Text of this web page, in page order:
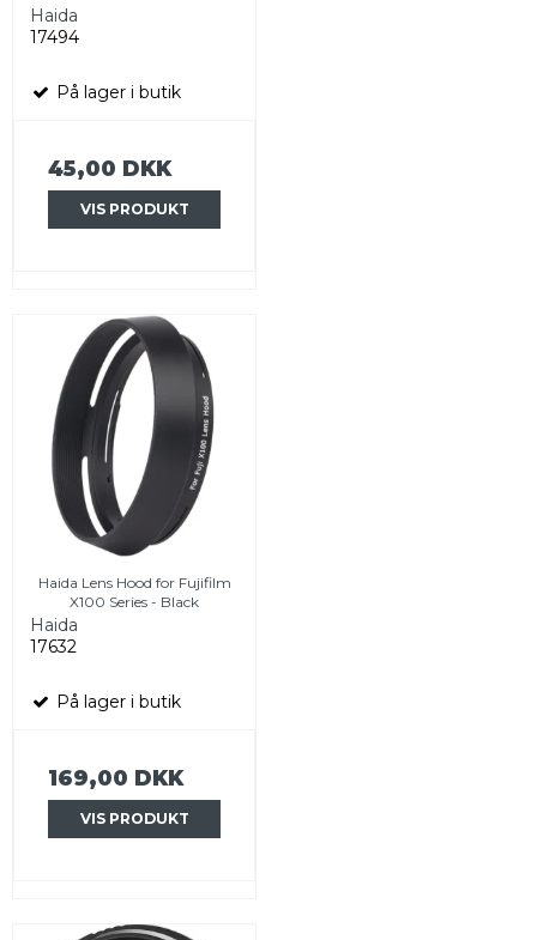
Haida
17494
På lager i butik
45,00 DKK
VIS PRODUKT
Haida Lens Hood for Fujifilm
X100 Series - Black
Haida
17632
På lager i butik
169,00 DKK
VIS PRODUKT